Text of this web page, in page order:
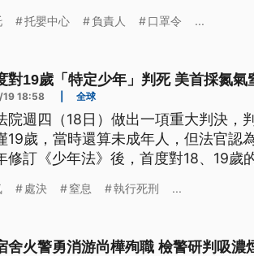
情事，將依法裁處。疾管署則回應，
托嬰中心 負責人 口罩令 ...
對19歲「特定少年」判死 美首採氮氣
18:58 全球
院週四（18日）做出一項重大判決，
19歲，當時還算未成年人，但法官認
修訂《少年法》後，首度對18、19歲
處決 窒息 執行死刑 ...
舍火警勇消游尚樺殉職 檢警研判吸濃